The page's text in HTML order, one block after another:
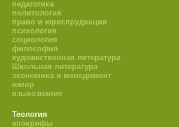
педагогика
политология
право и юриспруденция
психология
социология
философия
художественная литература
Школьная литература
экономика и менеджмент
юмор
языкознание
Теология
апокрифы